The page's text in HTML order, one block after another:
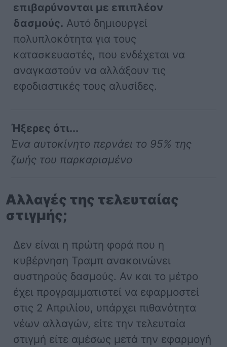
επιβαρύνονται με επιπλέον
δασμούς. Αυτό δημιουργεί
πολυπλοκότητα για τους
κατασκευαστές, που ενδέχεται να
αναγκαστούν να αλλάξουν τις
εφοδιαστικές τους αλυσίδες.
Ήξερες ότι...
Ένα αυτοκίνητο περνάει το 95% της
ζωής του παρκαρισμένο
Αλλαγές της τελευταίας
στιγμής;
Δεν είναι η πρώτη φορά που η
κυβέρνηση Τραμπ ανακοινώνει
αυστηρούς δασμούς. Αν και το μέτρο
έχει προγραμματιστεί να εφαρμοστεί
στις 2 Απριλίου, υπάρχει πιθανότητα
νέων αλλαγών, είτε την τελευταία
στιγμή είτε αμέσως μετά την εφαρμογή